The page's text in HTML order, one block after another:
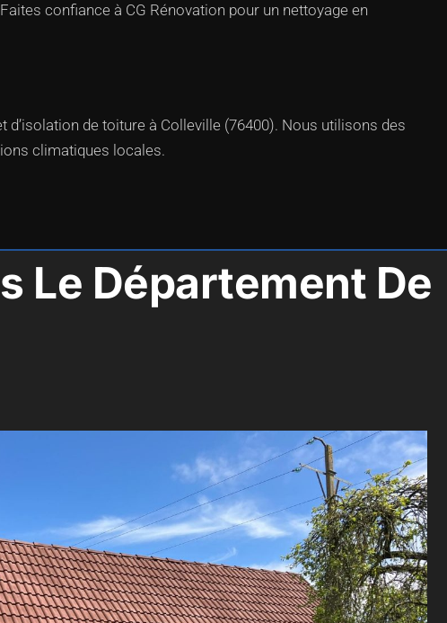
confiance à CG Rénovation pour un nettoyage en
de toiture à Colleville (76400). Nous utilisons des
climatiques locales.
Le Département De